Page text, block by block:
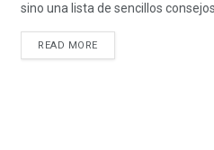
sino una lista de sencillos
READ MORE